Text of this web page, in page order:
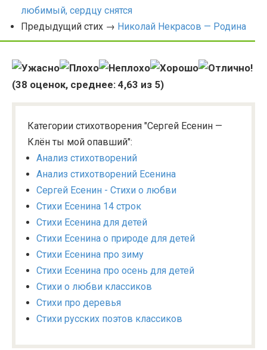
любимый, сердцу снятся
Предыдущий стих → Николай Некрасов — Родина
(38 оценок, среднее: 4,63 из 5)
Категории стихотворения "Сергей Есенин —
Клён ты мой опавший":
Анализ стихотворений
Анализ стихотворений Есенина
Сергей Есенин - Стихи о любви
Стихи Есенина 14 строк
Стихи Есенина для детей
Стихи Есенина о природе для детей
Стихи Есенина про зиму
Стихи Есенина про осень для детей
Стихи о любви классиков
Стихи про деревья
Стихи русских поэтов классиков